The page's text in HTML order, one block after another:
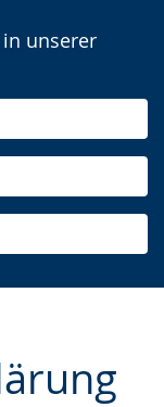
unserer